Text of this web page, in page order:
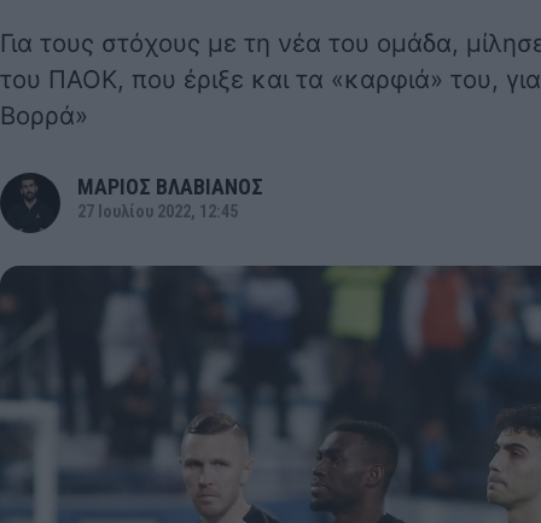
Για τους στόχους με τη νέα του ομάδα,
του ΠΑΟΚ, που έριξε και τα «καρφιά» του,
Βορρά»
ΜΑΡΙΟΣ ΒΛΑΒΙΑΝΟΣ
27 Ιουλίου 2022, 12:45